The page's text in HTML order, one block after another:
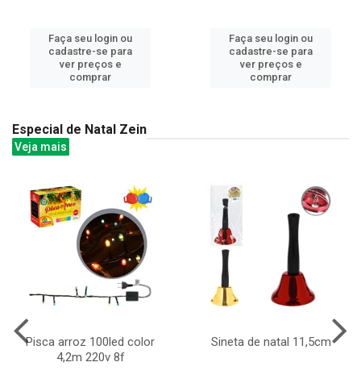
Faça seu login ou
cadastre-se para
ver preços e
comprar
Faça seu login ou
cadastre-se para
ver preços e
comprar
Especial de Natal Zein
Veja mais
Pisca arroz 100led color
4,2m 220v 8f
Sineta de natal 11,5cm